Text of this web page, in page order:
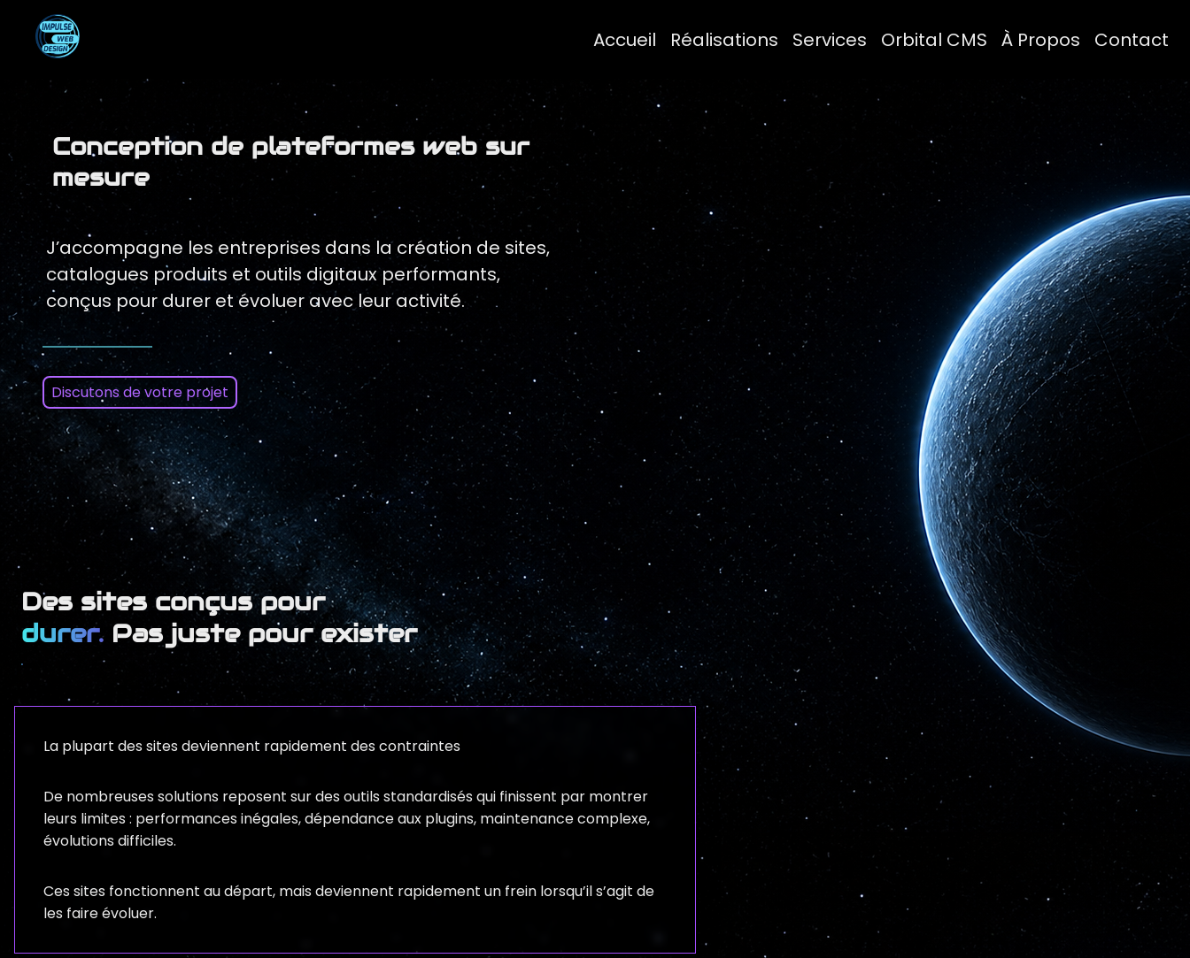
Accueil Réalisations Services Orbital CMS À Propos Contact
Conception de plateformes web sur
mesure
J’accompagne les entreprises dans la création de sites,
catalogues produits et outils digitaux performants,
conçus pour durer et évoluer avec leur activité.
Discutons de votre projet
Des sites conçus pour
durer. Pas juste pour exister
La plupart des sites deviennent rapidement des contraintes
De nombreuses solutions reposent sur des outils standardisés qui finissent par montrer
leurs limites : performances inégales, dépendance aux plugins, maintenance complexe,
évolutions difficiles.
Ces sites fonctionnent au départ, mais deviennent rapidement un frein lorsqu’il s’agit de
les faire évoluer.